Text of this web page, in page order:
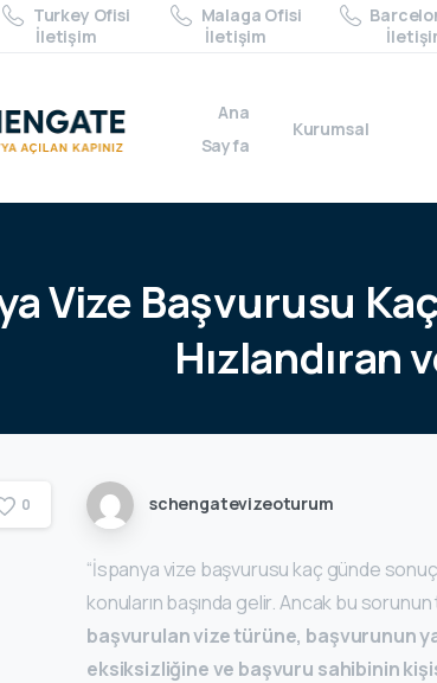
Turkey Ofisi
İletişim
Malaga Ofisi
İletişim
Ana
Sayfa
Kurumsal
Vize Başvurusu
Hızlandıran
0 schengatevizeoturum
“İspanya vize başvurusu kaç günde
konuların başında gelir. Ancak bu
başvurulan vize türüne, başvurunun
eksiksizliğine ve başvuru sahibinin